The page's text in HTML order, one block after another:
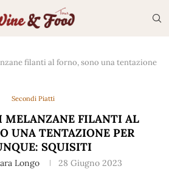
filanti al forno, sono una tentazione
Secondi Piatti
FILANTI AL
UNA TENTAZIONE PER
SQUISITI
Longo 28 Giugno 2023